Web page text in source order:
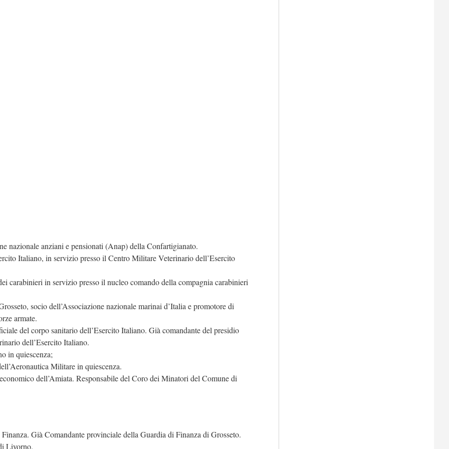
nazionale anziani e pensionati (Anap) della Confartigianato.
Italiano, in servizio presso il Centro Militare Veterinario dell’Esercito
carabinieri in servizio presso il nucleo comando della compagnia carabinieri
socio dell’Associazione nazionale marinai d’Italia e promotore di
armate.
del corpo sanitario dell’Esercito Italiano. Già comandante del presidio
dell’Esercito Italiano.
in quiescenza;
Militare in quiescenza.
dell’Amiata. Responsabile del Coro dei Minatori del Comune di
Già Comandante provinciale della Guardia di Finanza di Grosseto.
Livorno.